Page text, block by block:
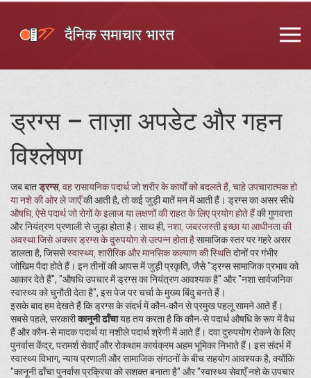
ड्रग्स – ताज़ा अपडेट और गहन
विश्लेषण
जब बातड्रग्स, वह रासायनिक पदार्थ जो शरीर के कार्यों को बदलते हैं, चाहे उपचारात्मक हो
या नशे की ओर ले जाएँकी आती है, तो कई जुड़ी बातें मन में आती हैं। ड्रग्स का असर सीधे
औषधि, ऐसे पदार्थ जो रोगों के इलाज या लक्षणों की राहत के लिए प्रयोग होते हैंकी गुणवत्ता
और नियंत्रण प्रणाली से जुड़ा होता है। साथ ही, नशा, जबरजस्ती इच्छा या आधीनता की
अवस्था जिसे अक्सर ड्रग्स के दुरुपयोग से उत्पन्न होता हैसामाजिक स्तर पर गहरे असर
डालता है, जिससेस्वास्थ्य शारीरिक और मानसिक कल्याण की स्थितिदोनों पर गंभीर
जोखिम पैदा होते हैं। इन तीनों की आपस में जुड़ी प्रकृति, जैसे "ड्रग्स सामाजिक प्रभाव को
आकार देते हैं", "औषधि उपचार में ड्रग्स का नियंत्रण आवश्यक है" और "नशा सार्वजनिक
स्वास्थ्य को चुनौती देता है", इस पेज पर चर्चा के मुख्य बिंदु बनते हैं।
इसके बाद हम देखते हैं कि ड्रग्स के संदर्भ में कौन‑कौन से प्रमुख पहलू सामने आते हैं।
सबसे पहले, सरकारीकानूनी ढाँचायह तय करता है कि कौन‑से पदार्थ औषधि के रूप में वैध
हैं और कौन‑से मादक पदार्थ या नशीले पदार्थ श्रेणी में आते हैं। दवा दुरुपयोग रोकने के लिए
पुनर्वास केंद्र, परामर्श सेवाएँ और रोकथाम कार्यक्रम अहम भूमिका निभाते हैं। इस संदर्भ में
स्वास्थ्य विभाग, न्याय प्रणाली और सामाजिक संगठनों के बीच सहयोग आवश्यक है, क्योंकि
"कानूनी ढाँचा पुनर्वास प्रक्रिया को सशक्त बनाता है" और "स्वास्थ्य सेवाएँ नशे के उपचार